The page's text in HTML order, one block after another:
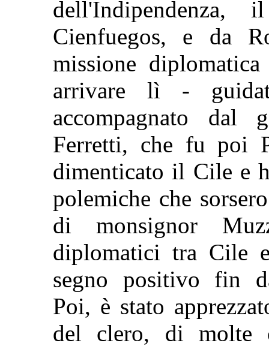
dell'Indipendenza,
Cienfuegos, e da
missione
arrivare lì -
accompagnato dal
Ferretti, che fu poi
dimenticato il Cile e
polemiche che
di monsignor
diplomatici tra Cile
segno positivo fin
Poi, è stato
del clero, di molte